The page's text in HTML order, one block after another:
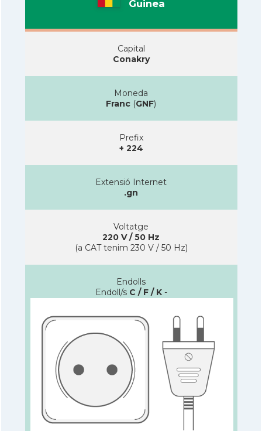
Guinea
Capital
Conakry
Moneda
Franc (GNF)
Prefix
+ 224
Extensió Internet
.gn
Voltatge
220 V / 50 Hz
(a CAT tenim 230 V / 50 Hz)
Endolls
Endoll/s C / F / K-